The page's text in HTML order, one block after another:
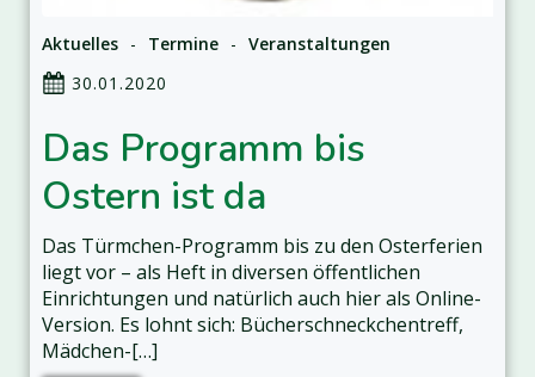
Aktuelles - Termine - Veranstaltungen
30.01.2020
Das Programm bis
Ostern ist da
Das Türmchen-Programm bis zu den Osterferien
liegt vor – als Heft in diversen öffentlichen
Einrichtungen und natürlich auch hier als Online-
Version. Es lohnt sich: Bücherschneckchentreff,
Mädchen-[…]